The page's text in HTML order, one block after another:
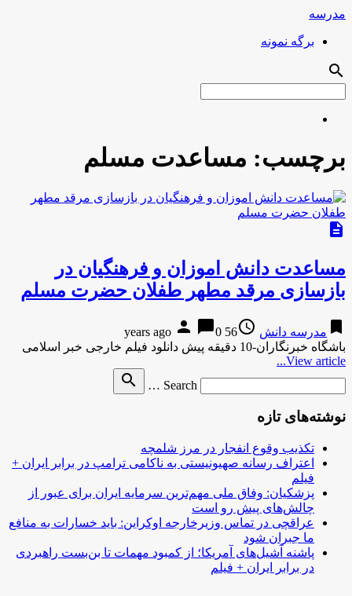
مدرسه
برگه نمونه
search
برچسب: مساعدت مسلم
description
مساعدت دانش اموزان و فرهنگیان در
بازسازی مرقد مطهر طفلان حضرت مسلم
bookmark مدرسه دانش access_time
56 years ago
person chat_bubble0
باشگاه خبرنگاران-10 دقیقه پیش دانلود فیلم خارجی خبر اسلامی
View article...
Search …
search
نوشته‌های تازه
تکذیب وقوع انفجار در مرز شلمچه
اعتراف رسانه صهیونیستی به ناکامی ترامپ در برابر ایران +
فیلم
پزشکیان: وفاق ملی مهم‌ترین سرمایه ایران برای عبور از
چالش‌های پیش رو است
عراقچی در تماس وزیرخارجه اوکراین: باید خسارات به منافع
ما جبران شود
پاشنه آشیل‌های آمریکا؛ از کمبود مهمات تا بن‌بست راهبردی
در برابر ایران + فیلم